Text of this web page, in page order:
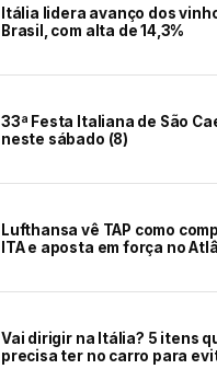
Itália lidera avanço dos
Brasil, com alta de 14,3%
33ª Festa Italiana de São
neste sábado (8)
Lufthansa vê TAP como
ITA e aposta em força no
Vai dirigir na Itália? 5 itens
precisa ter no carro para